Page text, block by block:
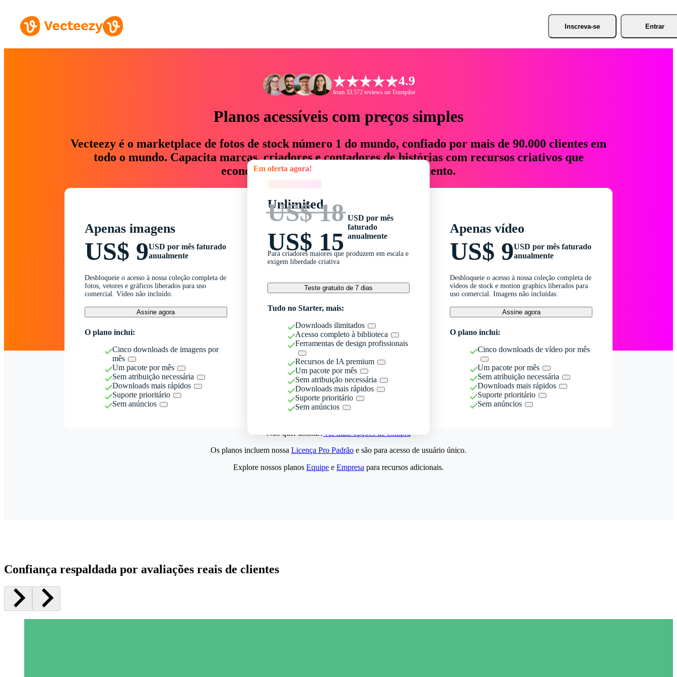
Inscreva-se Entrar
4.9
from 33.572 reviews on Trustpilot
Planos acessíveis com preços simples
Vecteezy é o marketplace de fotos de stock número 1 do mundo, confiado por mais de 90.000 clientes em
todo o mundo. Capacita marcas, criadores e contadores de histórias com recursos criativos que
economizam até 76% em tempo e orçamento.
Apenas imagens
US$ 9USD por mês faturado
anualmente
Desbloqueie o acesso à nossa coleção completa de
fotos, vetores e gráficos liberados para uso
comercial. Vídeo não incluído.
Assine agora
O plano inclui:
Cinco downloads de imagens por
mês
Um pacote por mês
Sem atribuição necessária
Downloads mais rápidos
Suporte prioritário
Sem anúncios
Em oferta agora!
Unlimited
US$ 18
US$ 15
USD por mês
faturado
anualmente
Para criadores maiores que produzem em escala e
exigem liberdade criativa
Teste gratuito de 7 dias
Tudo no Starter, mais:
Downloads ilimitados
Acesso completo à biblioteca
Ferramentas de design profissionais
Recursos de IA premium
Um pacote por mês
Sem atribuição necessária
Downloads mais rápidos
Suporte prioritário
Sem anúncios
Apenas vídeo
US$ 9USD por mês faturado
anualmente
Desbloqueie o acesso à nossa coleção completa de
vídeos de stock e motion graphics liberados para
uso comercial. Imagens não incluídas.
Assine agora
O plano inclui:
Cinco downloads de vídeo por mês
Um pacote por mês
Sem atribuição necessária
Downloads mais rápidos
Suporte prioritário
Sem anúncios
Não quer assinar?Ver mais opções de compra
Os planos incluem nossa Licença Pro Padrão e são para acesso de usuário único.
Explore nossos planos Equipe e Empresa para recursos adicionais.
Confiança respaldada por avaliações reais de clientes